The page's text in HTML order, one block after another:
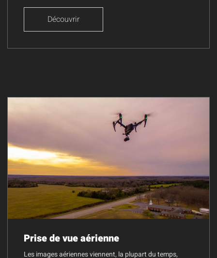
Découvrir
Prise de vue aérienne
Les images aériennes viennent, la plupart du temps,